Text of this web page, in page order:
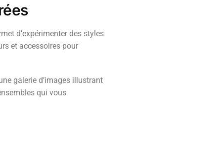
d’expérimenter des styles
et accessoires pour
galerie d’images illustrant
qui vous